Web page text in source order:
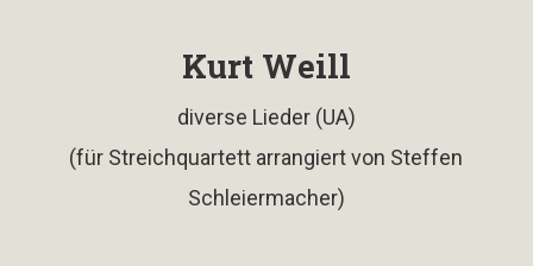
Kurt Weill
diverse Lieder (UA)
(für Streichquartett arrangiert von Steffen
Schleiermacher)